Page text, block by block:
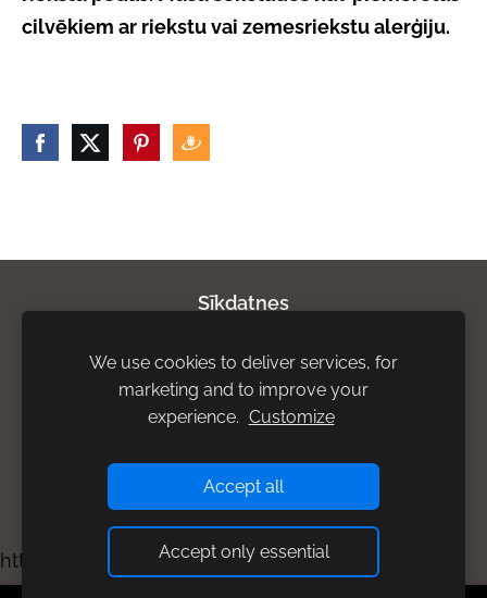
cilvēkiem ar riekstu vai zemesriekstu alerģiju.
Sīkdatnes
Par mums Privātuma politika
Atgriešanas
noteikumi
Piegādes noteikumi Rekvizīti
https://bisuprodukti.mozello.lv/kontakti/
We use cookies to deliver services, for
marketing and to improve your
experience. Customize
Accept all
Accept only essential